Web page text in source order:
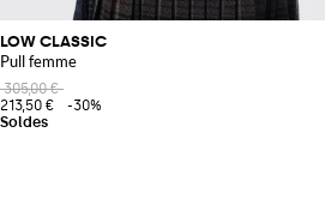
LOW CLASSIC
Pull femme
305,00 €
213,50 €
-30%